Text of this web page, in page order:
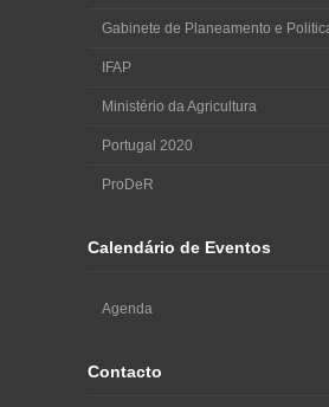
Gabinete de Planeamento e
IFAP
Ministério da Agricultura
Portugal 2020
ProDeR
Calendário de Eventos
Agenda
Contacto